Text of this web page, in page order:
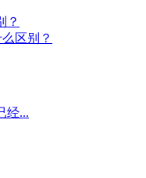
？
区别？
经...